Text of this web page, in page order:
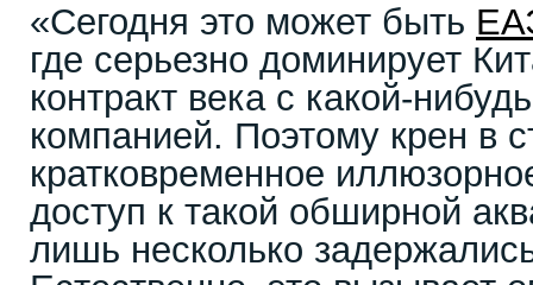
«Сегодня это может быть
где серьезно доминирует
контракт века с какой-
компанией. Поэтому крен в
кратковременное
доступ к такой обширной
лишь несколько